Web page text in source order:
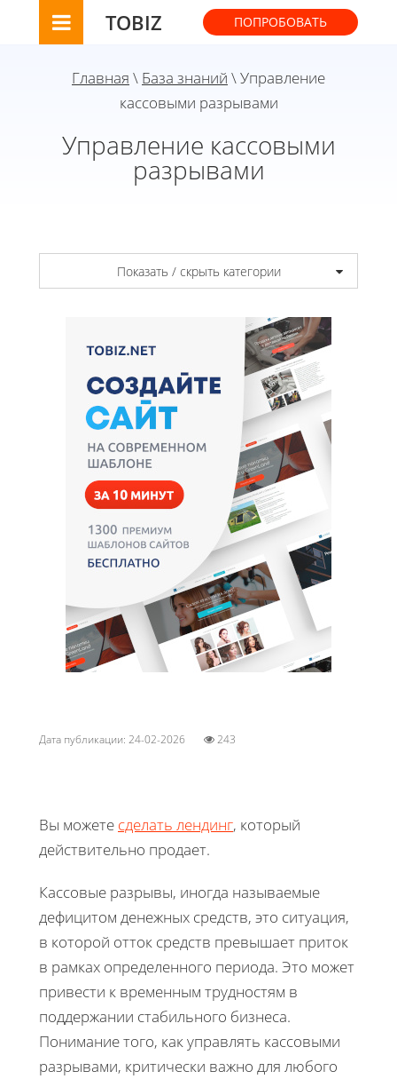
TOBIZ ПОПРОБОВАТЬ
Главная \ База знаний \ Управление
кассовыми разрывами
Управление кассовыми
разрывами
Показать / скрыть категории
Дата публикации: 24-02-2026 243
Вы можете сделать лендинг, который
действительно продает.
Кассовые разрывы, иногда называемые
дефицитом денежных средств, это ситуация,
в которой отток средств превышает приток
в рамках определенного периода. Это может
привести к временным трудностям в
поддержании стабильного бизнеса.
Понимание того, как управлять кассовыми
разрывами, критически важно для любого